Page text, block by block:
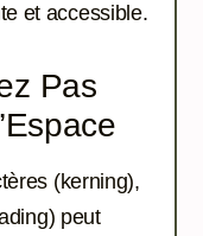
et accessible.
Pas
(kerning),
peut